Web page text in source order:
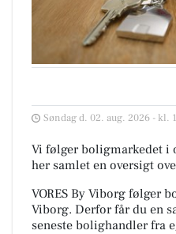
Søndag d. 02. aug. 2026 - kl.
Vi følger boligmarkedet i
her samlet en oversigt
VORES By Viborg følger
Viborg. Derfor får du en
seneste bolighandler fra